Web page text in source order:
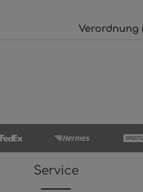
Verordnung
Service